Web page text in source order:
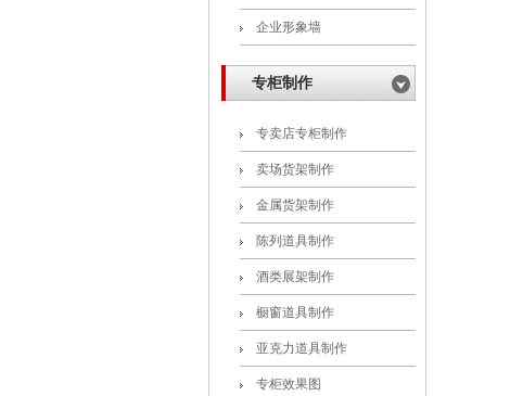
企业形象墙
专柜制作
专卖店专柜制作
卖场货架制作
金属货架制作
陈列道具制作
酒类展架制作
橱窗道具制作
亚克力道具制作
专柜效果图